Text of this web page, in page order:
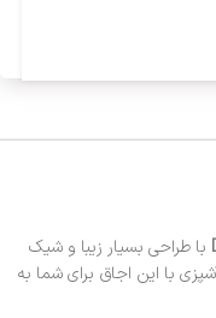
با طراحی بسیار زیبا و شیک
با این اجاق برای شما به